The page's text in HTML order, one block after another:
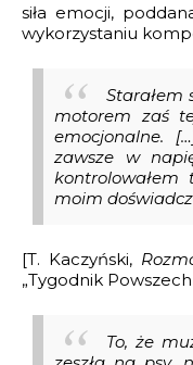
siła emocji,
wykorzystaniu
Starałem
motorem zaś
emocjonalne.
zawsze w
moim
[T. Kaczyński,
„Tygodnik
To, że